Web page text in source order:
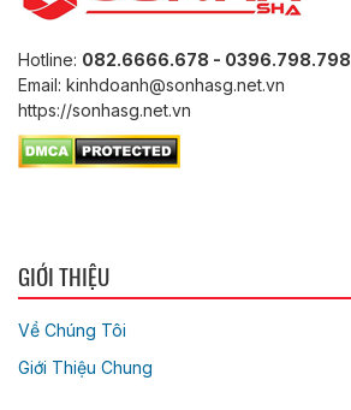
Hotline: 082.6666.678 - 0396.798.798
Email: kinhdoanh@sonhasg.net.vn
https://sonhasg.net.vn
GIỚI THIỆU
Về Chúng Tôi
Giới Thiệu Chung